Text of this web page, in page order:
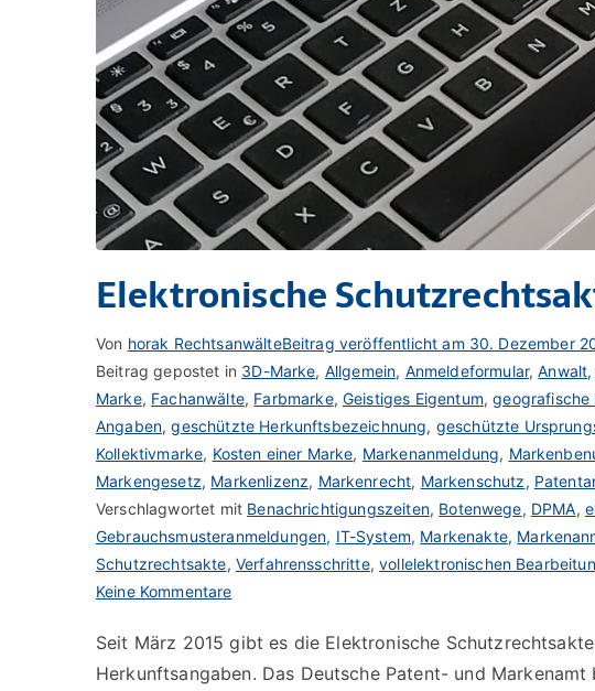
Elektronische
Von horak RechtsanwälteBeitrag veröffentlicht am 30. Dezember
Beitrag gepostet in 3D-Marke, Allgemein, Anmeldeformular,Anwalt,
Marke, Fachanwälte, Farbmarke,Geistiges Eigentum,geografische
Angaben,geschützte Herkunftsbezeichnung, geschützte
Kollektivmarke, Kosten einer Marke, Markenanmeldung,
Markengesetz, Markenlizenz, Markenrecht, Markenschutz,
Verschlagwortet mit Benachrichtigungszeiten, Botenwege, DPMA,
Gebrauchsmusteranmeldungen, IT-System, Markenakte,
Schutzrechtsakte, Verfahrensschritte,vollelektronischen
Keine Kommentarezu
Schutzrechtsakte
Seit März 2015 gibt es die Elektronische
Herkunftsangaben. Das Deutsche Patent- und